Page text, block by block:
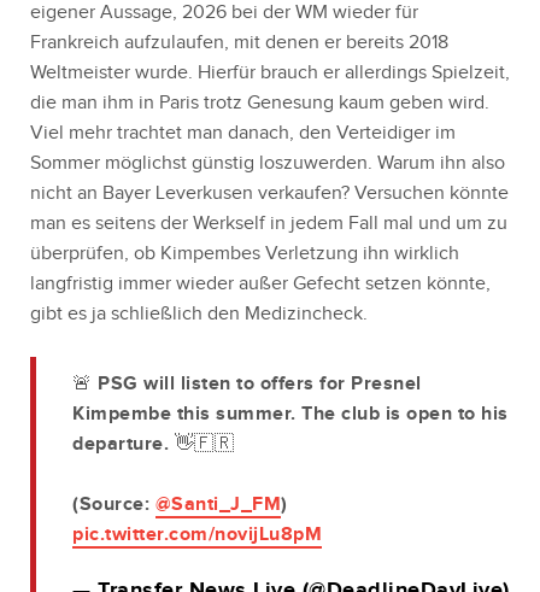
eigener Aussage, 2026 bei der WM wieder für
Frankreich aufzulaufen, mit denen er bereits 2018
Weltmeister wurde. Hierfür brauch er allerdings Spielzeit,
die man ihm in Paris trotz Genesung kaum geben wird.
Viel mehr trachtet man danach, den Verteidiger im
Sommer möglichst günstig loszuwerden. Warum ihn also
nicht an Bayer Leverkusen verkaufen? Versuchen könnte
man es seitens der Werkself in jedem Fall mal und um zu
überprüfen, ob Kimpembes Verletzung ihn wirklich
langfristig immer wieder außer Gefecht setzen könnte,
gibt es ja schließlich den Medizincheck.
🚨 PSG will listen to offers for Presnel
Kimpembe this summer. The club is open to his
departure. 👋🇫🇷
(Source: @Santi_J_FM)
pic.twitter.com/novijLu8pM